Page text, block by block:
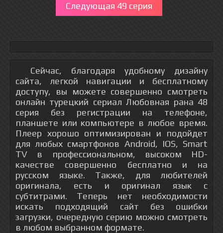
Следующая 49 серия
Сейчас, благодаря удобному дизайну
сайта, легкой навигации и бесплатному
доступу, вы можете совершенно смотреть
онлайн турецкий сериал Любовная рана 48
серия без регистрации на телефоне,
планшете или компьютере в любое время.
Плеер хорошо оптимизирован и подойдет
для любых смартфонов Android, IOS, Smart
TV в профессиональном, высоком HD-
качестве совершенно бесплатно и на
русском языке. Также, для любителей
оригинала, есть и оригинал язык с
субтитрами. Теперь нет необходимости
искать подходящий сайт без ошибки
загрузки, очередную серию можно смотреть
в любом выбранном формате.